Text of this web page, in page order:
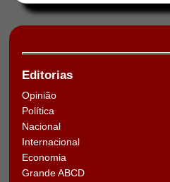
Editorias
Opinião
Política
Nacional
Internacional
Economia
Grande ABCD